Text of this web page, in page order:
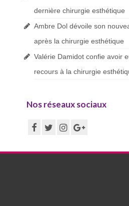
dernière chirurgie esthétique
Ambre Dol dévoile son
après la chirurgie esthétique
Valérie Damidot confie avoir
recours à la chirurgie
Nos réseaux sociaux